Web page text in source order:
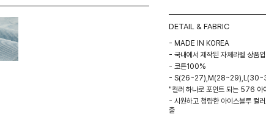
DETAIL & FABRIC
- MADE IN KOREA
- 국내에서 제작된 자체라벨 상품
- 코튼100%
-
"컬러 하나로 포인트 되는 576 아
- 시원하고 청량한 아이스블루 컬
출